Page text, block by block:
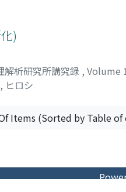
)
解析研究所講究録 , Volume
ヒロシ
Items (Sorted by Table